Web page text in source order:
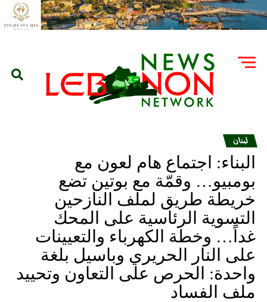
لبنان
البناء: اجتماع هام لعون مع
بومبيو… وقمّة مع بوتين تضع
خريطة طريق لملف النازحين
التسوية الرئاسية على المحك
غداً… وخطة الكهرباء والتعيينات
على النار الحريري وباسيل بلغة
واحدة: الحرص على التعاون وتحييد
ملف الفساد